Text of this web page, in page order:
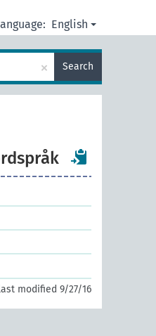
English
× Search
modified 9/27/16